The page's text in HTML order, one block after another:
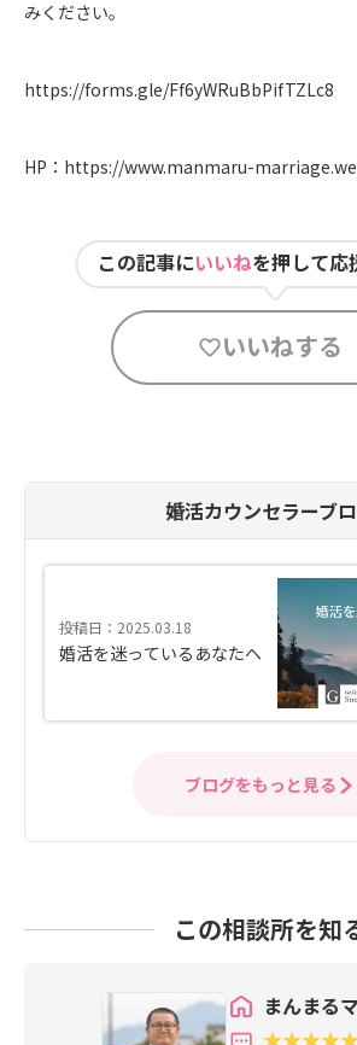
みください。
https://forms.gle/Ff6yWRuBbPifTZLc8
HP： https://www.manmaru-
この記事にいいねを押して応
いいねする
婚活カウンセラーブ
投稿日：2025.03.18
婚活を迷っているあなたへ
ブログをもっと見る
この相談所を知
まんまる